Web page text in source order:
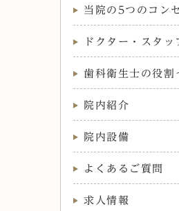
当院の5つのコン
ドクター・スタッ
歯科衛生士の役割
院内紹介
院内設備
よくあるご質問
求人情報